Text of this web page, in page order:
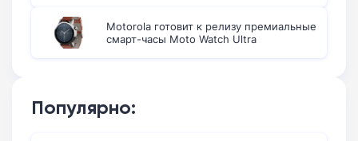
Motorola готовит к релизу премиальные
смарт-часы Moto Watch Ultra
Популярно: